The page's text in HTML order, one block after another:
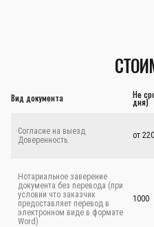
Вид документа Не
дня)
Согласие на выезд.
Доверенность.
от
Нотариальное заверение
документа без перевода (при
условии что заказчик
предоставляет перевод в
электронном виде в формате
Word)
1000